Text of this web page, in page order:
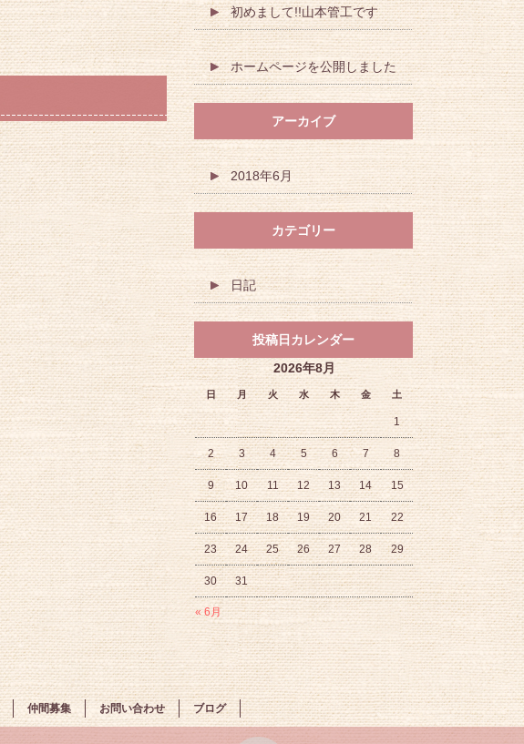
初めまして!!山本管工です
ホームページを公開しました
アーカイブ
2018年6月
カテゴリー
日記
投稿日カレンダー
2026年8月
日 月 火 水 木 金 土
« 6月
1
2 3 4 5 6 7 8
9 10 11 12 13 14 15
16 17 18 19 20 21 22
23 24 25 26 27 28 29
30 31
仲間募集 お問い合わせ ブログ